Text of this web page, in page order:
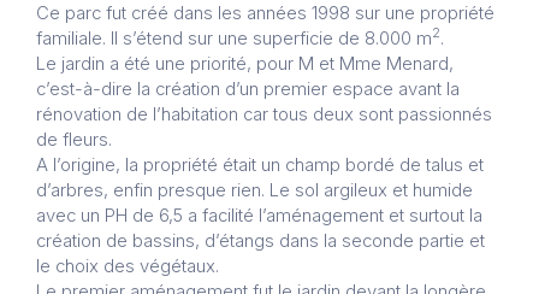
Ce parc fut créé dans les années 1998 sur une propriété
familiale. Il s’étend sur une superficie de 8.000 m2.
Le jardin a été une priorité, pour M et Mme Menard,
c’est-à-dire la création d’un premier espace avant la
rénovation de l’habitation car tous deux sont passionnés
de fleurs.
A l’origine, la propriété était un champ bordé de talus et
d’arbres, enfin presque rien. Le sol argileux et humide
avec un PH de 6,5 a facilité l’aménagement et surtout la
création de bassins, d’étangs dans la seconde partie et
le choix des végétaux.